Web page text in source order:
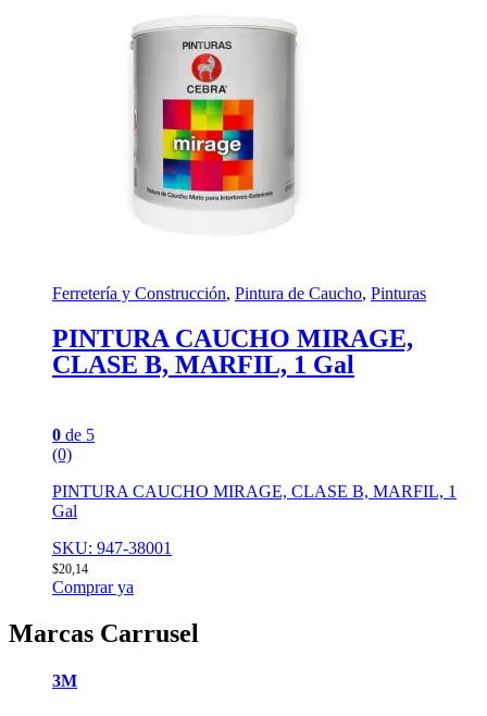
Ferretería y Construcción, Pintura de Caucho, Pinturas
PINTURA CAUCHO MIRAGE,
CLASE B, MARFIL, 1 Gal
0 de 5
(0)
PINTURA CAUCHO MIRAGE, CLASE B, MARFIL, 1
Gal
SKU: 947-38001
$20,14
Comprar ya
Marcas Carrusel
3M